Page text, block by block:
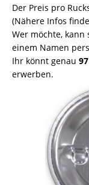
Der Preis pro
(Nähere Infos
Wer möchte, kann
einem Namen
Ihr könnt genau
erwerben.